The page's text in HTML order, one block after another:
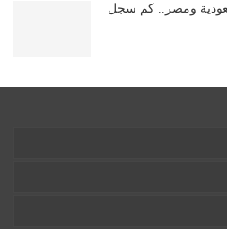
ومصر.. كم سجل